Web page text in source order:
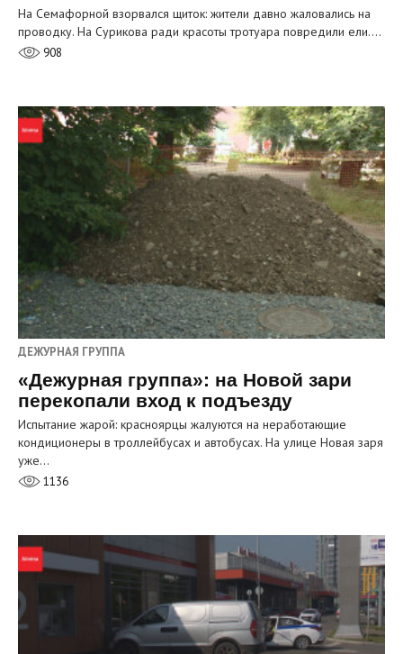
На Семафорной взорвался щиток: жители давно жаловались на
проводку. На Сурикова ради красоты тротуара повредили ели.…
908
ДЕЖУРНАЯ ГРУППА
«Дежурная группа»: на Новой зари
перекопали вход к подъезду
Испытание жарой: красноярцы жалуются на неработающие
кондиционеры в троллейбусах и автобусах. На улице Новая заря
уже…
1136